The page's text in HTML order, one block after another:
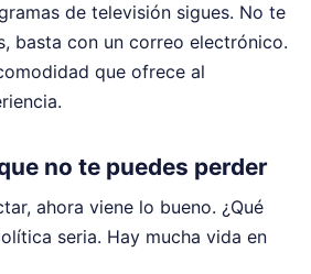
de televisión sigues. No te
basta con un correo electrónico.
que ofrece al
no te puedes perder
ahora viene lo bueno. ¿Qué
seria. Hay mucha vida en